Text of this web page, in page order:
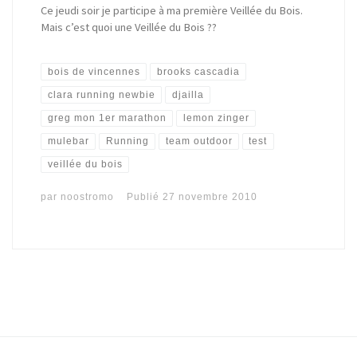
Ce jeudi soir je participe à ma première Veillée du Bois.
Mais c’est quoi une Veillée du Bois ??
bois de vincennes brooks cascadia
clara running newbie djailla
greg mon 1er marathon lemon zinger
mulebar Running team outdoor test
veillée du bois
par noostromo Publié27 novembre 2010